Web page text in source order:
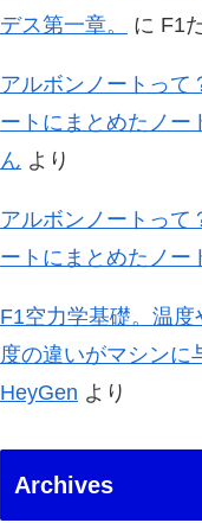
デス第一章。
に F1
アルボンノートっ
ートにまとめたノー
ん より
アルボンノートっ
ートにまとめたノー
F1空力学基礎。温
度の違いがマシンに
HeyGen より
Archives